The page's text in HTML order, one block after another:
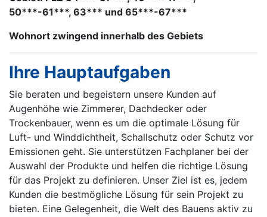
50***-61***, 63*** und 65***-67***
Wohnort zwingend innerhalb des Gebiets
Ihre Hauptaufgaben
Sie beraten und begeistern unsere Kunden auf
Augenhöhe wie Zimmerer, Dachdecker oder
Trockenbauer, wenn es um die optimale Lösung für
Luft- und Winddichtheit, Schallschutz oder Schutz vor
Emissionen geht. Sie unterstützen Fachplaner bei der
Auswahl der Produkte und helfen die richtige Lösung
für das Projekt zu definieren. Unser Ziel ist es, jedem
Kunden die bestmögliche Lösung für sein Projekt zu
bieten. Eine Gelegenheit, die Welt des Bauens aktiv zu